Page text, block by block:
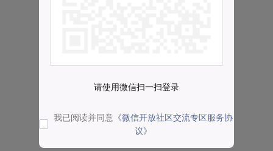
请使用微信扫一扫登录
我已阅读并同意 《微信开放社区交流专区服务协
议》